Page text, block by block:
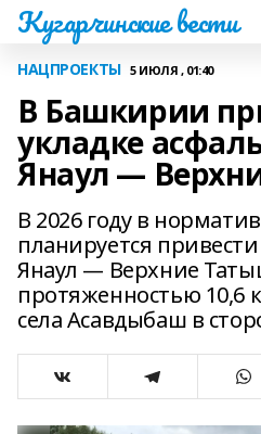
Кугарчинские вести
НАЦПРОЕКТЫ 5 ИЮЛЯ , 01:40
В Башкирии
укладке
Янаул —
В 2026 году в
планируется
Янаул — Верхние
протяженностью 10,6
села Асавдыбаш в